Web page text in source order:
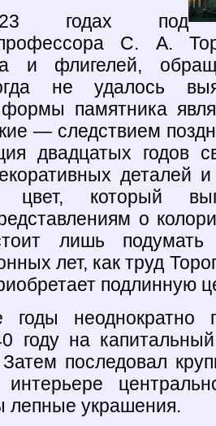
годах под
С. А.
и флигелей,
не удалось
памятника
— следствием
двадцатых годов
деталей
цвет, который
о
лишь подумать
лет, как труд
подлинную
неоднократно
году на
последовал
интерьере
лепные украшения.